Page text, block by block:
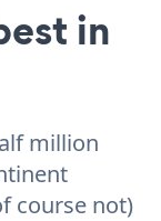
in
million
course not)